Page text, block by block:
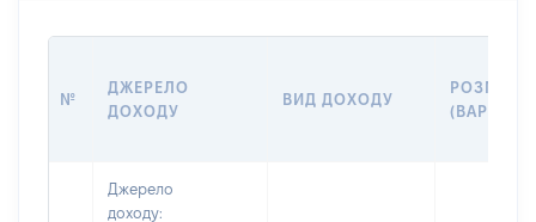
№
ДЖЕРЕЛО
ДОХОДУ
ВИД ДОХОДУ
РОЗМІР
Джерело
доходу: